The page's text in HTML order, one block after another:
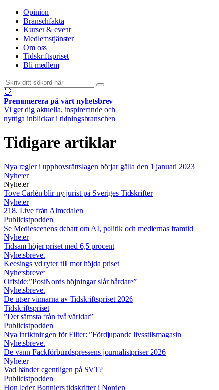
Opinion
Branschfakta
Kurser & event
Medlemstjänster
Om oss
Tidskriftspriset
Bli medlem
👋
Prenumerera på vårt nyhetsbrev
Vi ger dig aktuella, inspirerande och
nyttiga inblickar i tidningsbranschen
Tidigare artiklar
Nya regler i upphovsrättslagen börjar gälla den 1 januari 2023
Nyheter
Nyheter
Tove Carlén blir ny jurist på Sveriges Tidskrifter
Nyheter
218. Live från Almedalen
Publicistpodden
Se Mediescenens debatt om AI, politik och mediernas framtid
Nyheter
Tidsam höjer priset med 6,5 procent
Nyhetsbrevet
Keesings vd ryter till mot höjda priset
Nyhetsbrevet
Offside:”PostNords höjningar slår hårdare”
Nyhetsbrevet
De utser vinnarna av Tidskriftspriset 2026
Tidskriftspriset
”Det sämsta från två världar”
Publicistpodden
Nya inriktningen för Filter: ”Fördjupande livsstilsmagasin
Nyhetsbrevet
De vann Fackförbundspressens journalistpriser 2026
Nyheter
Vad händer egentligen på SVT?
Publicistpodden
Hon leder Bonniers tidskrifter i Norden